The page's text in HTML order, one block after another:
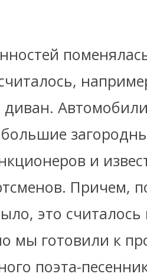
и
Причем,
это
мы готовили к
поэта-